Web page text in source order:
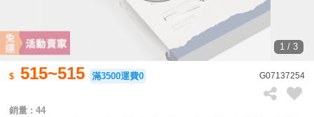
1 / 3
515~515 滿3500運費0 G07137254
銷量 : 44